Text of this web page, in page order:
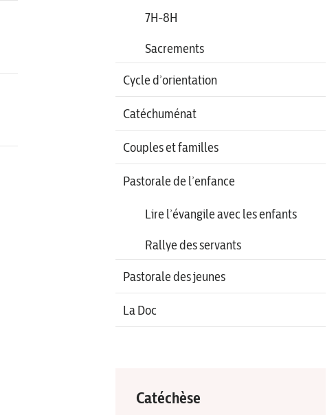
7H-8H
Sacrements
Cycle d’orientation
Catéchuménat
Couples et familles
Pastorale de l’enfance
Lire l’évangile avec les enfants
Rallye des servants
Pastorale des jeunes
La Doc
Catéchèse